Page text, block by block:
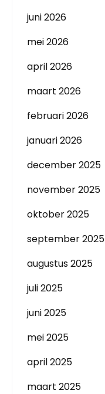
juni 2026
mei 2026
april 2026
maart 2026
februari 2026
januari 2026
december 2025
november 2025
oktober 2025
september 2025
augustus 2025
juli 2025
juni 2025
mei 2025
april 2025
maart 2025